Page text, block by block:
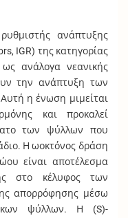
ανάπτυξης
IGR) της κατηγορίας
ανάλογα νεανικής
την ανάπτυξη των
η ένωση μιμείται
και προκαλεί
των ψύλλων που
Η ωοκτόνος δράση
είναι αποτέλεσμα
στο κέλυφος των
απορρόφησης μέσω
ψύλλων. Η (S)-